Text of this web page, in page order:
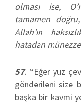
olması ise,
tamamen
Allah’ın
hatadan
57. “Eğer yüz
gönderileni size
başka bir kavmi